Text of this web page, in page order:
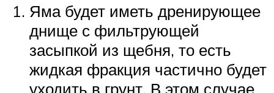
Яма будет иметь дренирующее
днище с фильтрующей
засыпкой из щебня, то есть
жидкая фракция частично будет
уходить в грунт. В этом случае